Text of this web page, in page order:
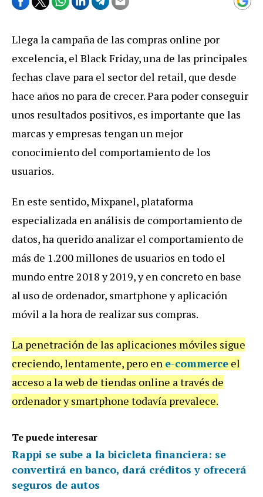
Llega la campaña de las compras online por
excelencia, el Black Friday, una de las principales
fechas clave para el sector del retail, que desde
hace años no para de crecer. Para poder conseguir
unos resultados positivos, es importante que las
marcas y empresas tengan un mejor
conocimiento del comportamiento de los
usuarios.
En este sentido, Mixpanel, plataforma
especializada en análisis de comportamiento de
datos, ha querido analizar el comportamiento de
más de 1.200 millones de usuarios en todo el
mundo entre 2018 y 2019, y en concreto en base
al uso de ordenador, smartphone y aplicación
móvil a la hora de realizar sus compras.
La penetración de las aplicaciones móviles sigue
creciendo, lentamente, pero en e-commerce el
acceso a la web de tiendas online a través de
ordenador y smartphone todavía prevalece.
Te puede interesar
Rappi se sube a la bicicleta financiera: se
convertirá en banco, dará créditos y ofrecerá
seguros de autos